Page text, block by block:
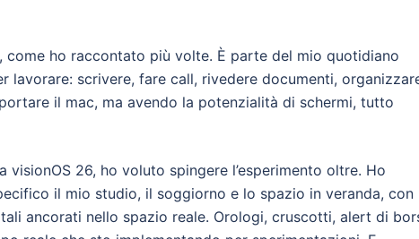
come ho raccontato più volte. È parte del mio quotidiano
lavorare: scrivere, fare call, rivedere documenti,
il mac, ma avendo la potenzialità di schermi, tutto
visionOS 26, ho voluto spingere l’esperimento oltre. Ho
il mio studio, il soggiorno e lo spazio in veranda, con
ancorati nello spazio reale. Orologi, cruscotti, alert di